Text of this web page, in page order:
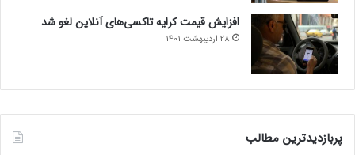
افزایش قیمت کرایه تاکسی‌های آنلاین لغو شد
28 اردیبهشت 1401
پربازدیدترین مطالب